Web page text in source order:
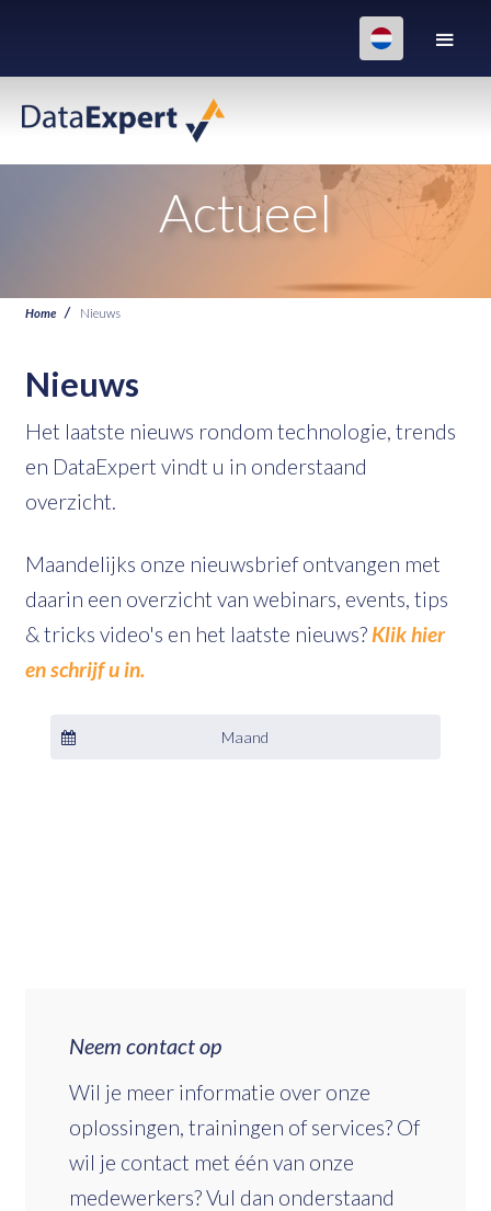
Actueel
Home Nieuws
Nieuws
Het laatste nieuws rondom technologie, trends
en DataExpert vindt u in onderstaand
overzicht.
Maandelijks onze nieuwsbrief ontvangen met
daarin een overzicht van webinars, events, tips
& tricks video's en het laatste nieuws? Klik hier
en schrijf u in.
Maand
Neem contact op
Wil je meer informatie over onze
oplossingen, trainingen of services? Of
wil je contact met één van onze
medewerkers? Vul dan onderstaand